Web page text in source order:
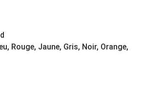
Rouge, Jaune, Gris, Noir, Orange,